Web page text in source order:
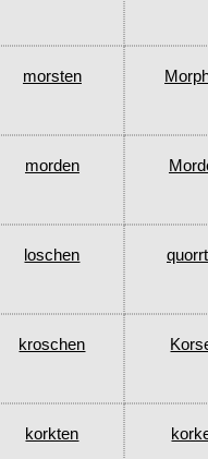
morsten
morden
loschen
kroschen
korkten